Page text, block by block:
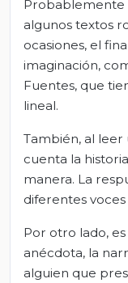
Probablemente
algunos textos
ocasiones, el
imaginación,
Fuentes, que
lineal.
También, al
cuenta la
manera. La
diferentes voces
Por otro lado,
anécdota, la
alguien que